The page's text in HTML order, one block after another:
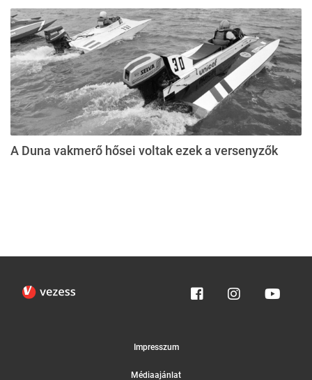
A Duna vakmerő hősei voltak ezek a versenyzők
Impresszum
Médiaajánlat